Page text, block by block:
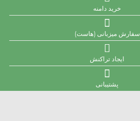
خرید دامنه
سفارش میزبانی (هاست)
ایجاد تراکنش
پشتیبانی